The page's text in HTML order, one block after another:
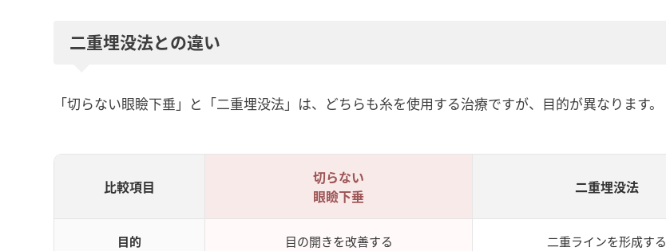
二重埋没法との違い
「切らない眼瞼下垂」と「二重埋没法」は、どちらも糸を使用する治療ですが、目的が異なります。
比較項目
切らない
眼瞼下垂
二重埋没法
目的 目の開きを改善する 二重ラインを形成する